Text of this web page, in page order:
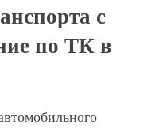
с
по ТК в